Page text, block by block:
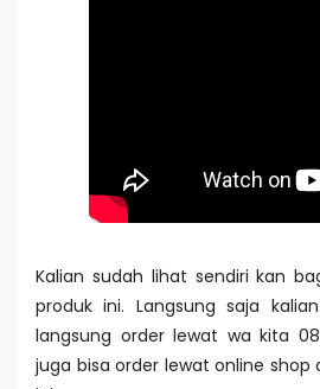
Kalian sudah lihat sendiri kan
produk ini. Langsung saja
langsung order lewat wa kita
juga bisa order lewat online shop